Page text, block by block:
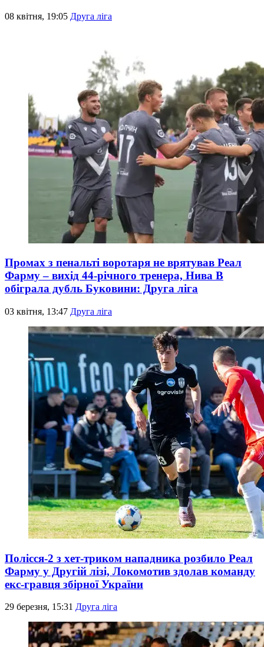
08 квітня, 19:05 Друга ліга
Промах з пенальті воротаря не врятував Реал
Фарму – вихід 44-річного тренера, Нива В
обіграла дубль Буковини: Друга ліга
03 квітня, 13:47 Друга ліга
Полісся-2 з хет-триком нападника розбило Реал
Фарму у Другій лізі, Локомотив здолав команду
екс-гравця збірної України
29 березня, 15:31 Друга ліга